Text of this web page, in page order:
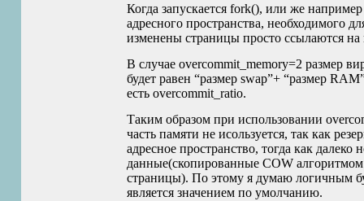
Когда запускается fork(), или же
адресного пространства, необходимого
изменены страницы просто ссылаются
В случае overcommit_memory=2 размер
будет равен “размер swap”+ “размер RAM
есть overcommit_ratio.
Таким образом при использовании
часть памяти не исользуется, так как
адресное пространство, тогда как далеко
данные(скопированные COW
страницы). По этому я думаю логичным
является значением по умолчанию.